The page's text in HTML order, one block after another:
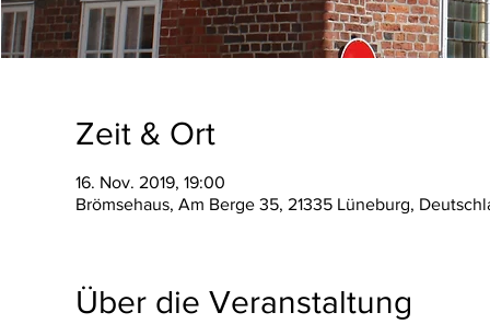
Zeit & Ort
16. Nov. 2019, 19:00
Brömsehaus, Am Berge 35, 21335 Lüneburg,
Über die Veranstaltung